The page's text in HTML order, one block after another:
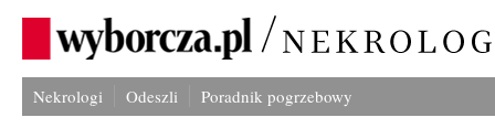
Nekrologi Odeszli Poradnik pogrzebowy